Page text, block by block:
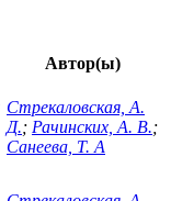
Автор(ы)
Стрекаловская, А.
Д.; Рачинских, А. В.;
Санеева, Т. А